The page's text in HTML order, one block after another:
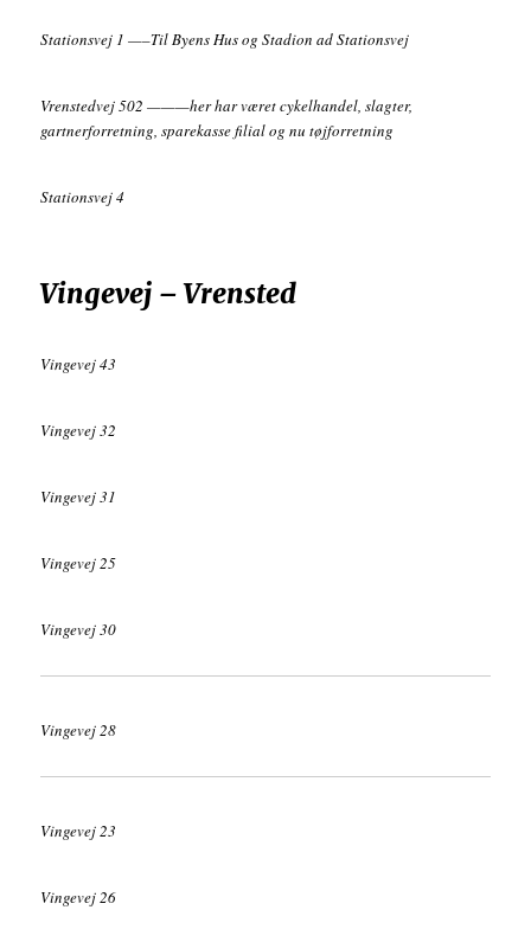
Stationsvej 1 —–Til Byens Hus og Stadion ad Stationsvej
Vrenstedvej 502 ———her har været cykelhandel, slagter,
gartnerforretning, sparekasse filial og nu tøjforretning
Stationsvej 4
Vingevej – Vrensted
Vingevej 43
Vingevej 32
Vingevej 31
Vingevej 25
Vingevej 30
Vingevej 28
Vingevej 23
Vingevej 26